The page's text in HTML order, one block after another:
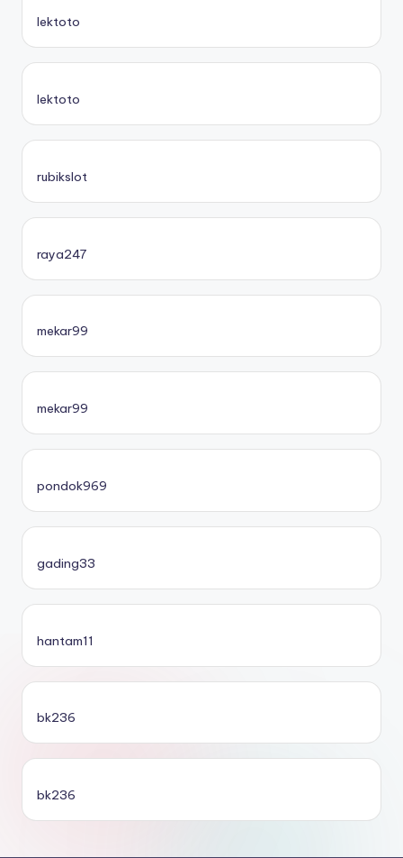
lektoto
lektoto
rubikslot
raya247
mekar99
mekar99
pondok969
gading33
hantam11
bk236
bk236